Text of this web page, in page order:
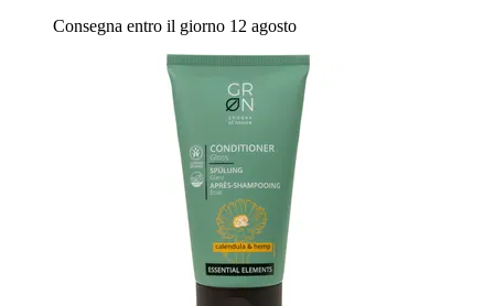
Consegna entro il giorno 12 agosto